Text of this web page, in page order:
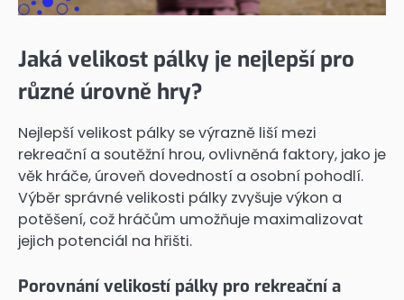
Jaká velikost pálky je nejlepší pro
různé úrovně hry?
Nejlepší velikost pálky se výrazně liší mezi
rekreační a soutěžní hrou, ovlivněná faktory, jako je
věk hráče, úroveň dovedností a osobní pohodlí.
Výběr správné velikosti pálky zvyšuje výkon a
potěšení, což hráčům umožňuje maximalizovat
jejich potenciál na hřišti.
Porovnání velikostí pálky pro rekreační a